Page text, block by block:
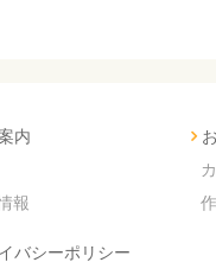
内
報
バシーポリシー